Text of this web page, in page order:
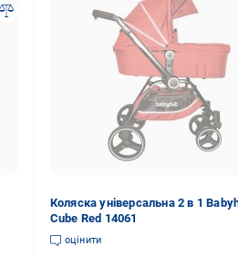
Коляска універсальна 2 в 1
Cube Red 14061
оцінити